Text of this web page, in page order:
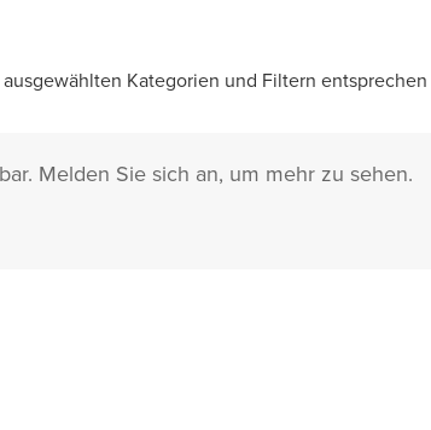
Kategorien und Filtern entsprechen
Melden Sie sich an, um mehr zu sehen.